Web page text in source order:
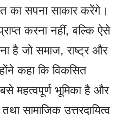
का सपना साकार करेंगे।
करना नहीं, बल्कि ऐसे
है जो समाज, राष्ट्र और
कहा कि विकसित
महत्वपूर्ण भूमिका है और
सामाजिक उत्तरदायित्व